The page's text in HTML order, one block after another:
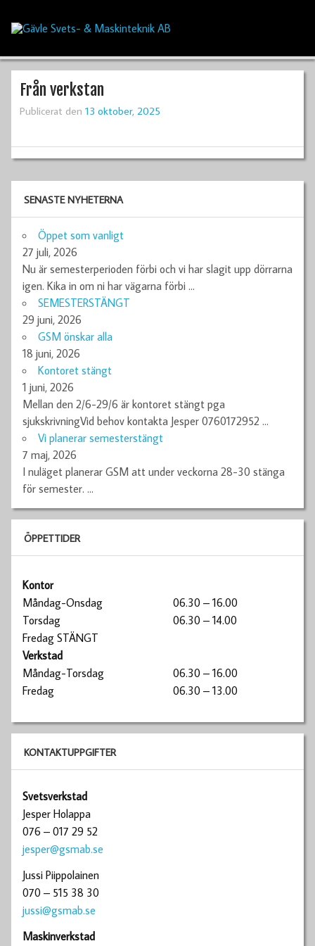
Från verkstan
Publicerat den 13 oktober, 2025
SENASTE NYHETERNA
Öppet som vanligt
27 juli, 2026
Nu är semesterperioden förbi och vi har slagit upp dörrarna
igen. Kika in om ni har vägarna förbi …
SEMESTERSTÄNGT
29 juni, 2026
GSM önskar alla
18 juni, 2026
Kontoret stängt
1 juni, 2026
Mellan den 2/6-29/6 är kontoret stängt pga
sjukskrivningVid behov kontakta Jesper 0760172952 …
Vi planerar semesterstängt
7 maj, 2026
I nuläget planerar GSM att under veckorna 28-30 stänga
för semester. …
ÖPPETTIDER
Kontor
Måndag-Onsdag
06.30 – 16.00
Torsdag
06.30 – 14.00
Fredag STÄNGT
Verkstad
Måndag-Torsdag
06.30 – 16.00
Fredag
06.30 – 13.00
KONTAKTUPPGIFTER
Svetsverkstad
Jesper Holappa
076 – 017 29 52
jesper@gsmab.se
Jussi Piippolainen
070 – 515 38 30
jussi@gsmab.se
Maskinverkstad